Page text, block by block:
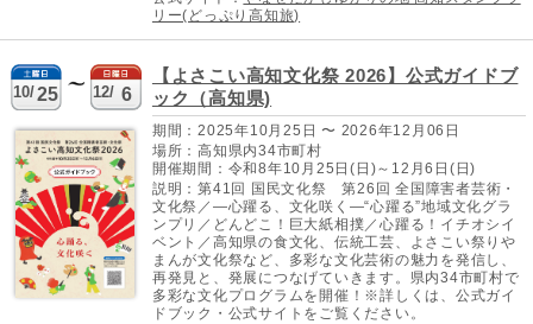
リー(どっぷり高知旅)
10/25 12/ 6
【よさこい高知文化祭 2026】公式ガイドブ
ック（高知県)
期間：2025年10月25日 〜 2026年12月06日
場所：高知県内34市町村
開催期間：令和8年10月25日(日)～12月6日(日)
説明：第41回 国民文化祭 第26回 全国障害者芸術・
文化祭／―心躍る、文化咲く―“心躍る”地域文化グラ
ンプリ／どんどこ！巨大紙相撲／心躍る！イチオシイ
ベント／高知県の食文化、伝統工芸、よさこい祭りや
まんが文化祭など、多彩な文化芸術の魅力を発信し、
再発見と、発展につなげていきます。県内34市町村で
多彩な文化プログラムを開催！※詳しくは、公式ガイ
ドブック・公式サイトをご覧ください。